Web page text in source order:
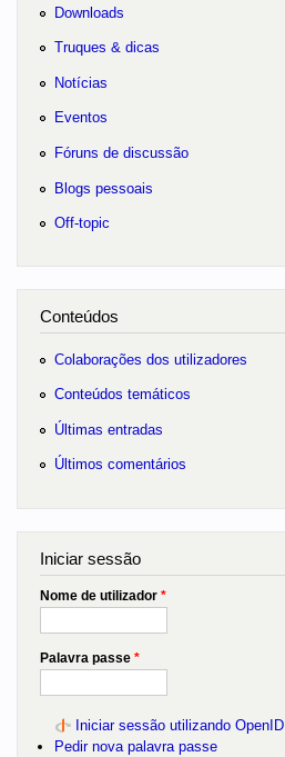
Downloads
Truques & dicas
Notícias
Eventos
Fóruns de discussão
Blogs pessoais
Off-topic
Conteúdos
Colaborações dos utilizadores
Conteúdos temáticos
Últimas entradas
Últimos comentários
Iniciar sessão
Nome de utilizador *
Palavra passe *
Iniciar sessão utilizando OpenID
Pedir nova palavra passe